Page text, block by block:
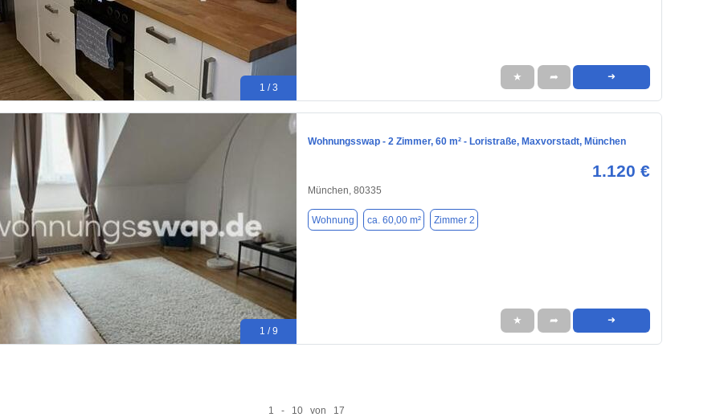
1 / 3
★ ➦ ➜
1 / 9
Wohnungsswap - 2 Zimmer, 60 m² - Loristraße, Maxvorstadt, München
1.120 €
München, 80335
Wohnung ca. 60,00 m² Zimmer 2
★ ➦ ➜
1 - 10 von 17